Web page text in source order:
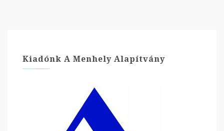
Kiadónk A Menhely Alapítvány